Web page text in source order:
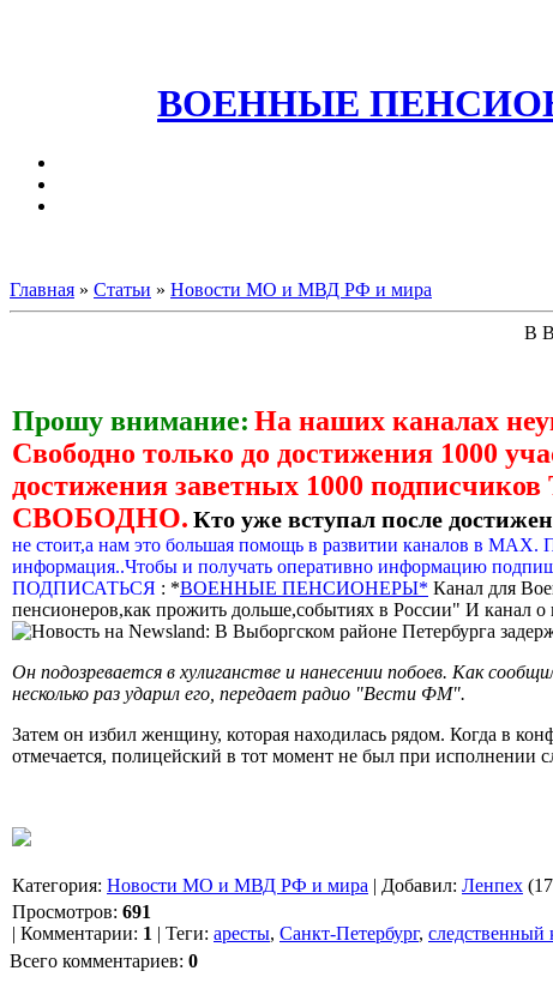
ВОЕННЫЕ
Главная » Статьи » Новости МО и МВД РФ и мира
В
Прошу внимание: На наших каналах
Свободно только до достижения 1000
достижения заветных 1000
СВОБОДНО. Кто уже вступал после
не стоит,а нам это большая помощь в развитии каналов в МАХ.
информация..Чтобы и получать оперативно информацию
ПОДПИСАТЬСЯ : *ВОЕННЫЕ ПЕНСИОНЕРЫ* Канал для
пенсионеров,как прожить дольше,событиях в России" И канал
Он подозревается в хулиганстве и нанесении побоев. Как
несколько раз ударил его, передает радио "Вести ФМ".
Затем он избил женщину, которая находилась рядом. Когда в
отмечается, полицейский в тот момент не был при исполнении
Категория: Новости МО и МВД РФ и мира | Добавил: Ленпех
Просмотров: 691
| Комментарии: 1 | Теги: аресты, Санкт-Петербург, следственный
Всего комментариев: 0